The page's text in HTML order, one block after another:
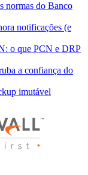
normas do Banco
notificações (e
o que PCN e DRP
a confiança do
imutável